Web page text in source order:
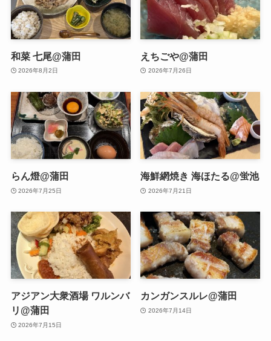
和菜 七尾@蒲田
2026年8月2日
えちごや@蒲田
2026年7月26日
らん燈@蒲田
2026年7月25日
海鮮網焼き 海ほたる@蛍池
2026年7月21日
アジアン大衆酒場 ワルンバ
リ@蒲田
2026年7月15日
カンガンスルレ@蒲田
2026年7月14日